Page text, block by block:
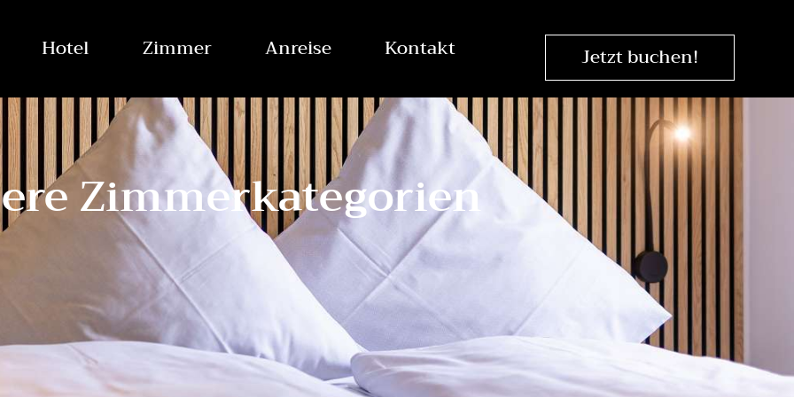
Hotel Zimmer Anreise Kontakt Jetzt buchen!
Zimmerkategorien